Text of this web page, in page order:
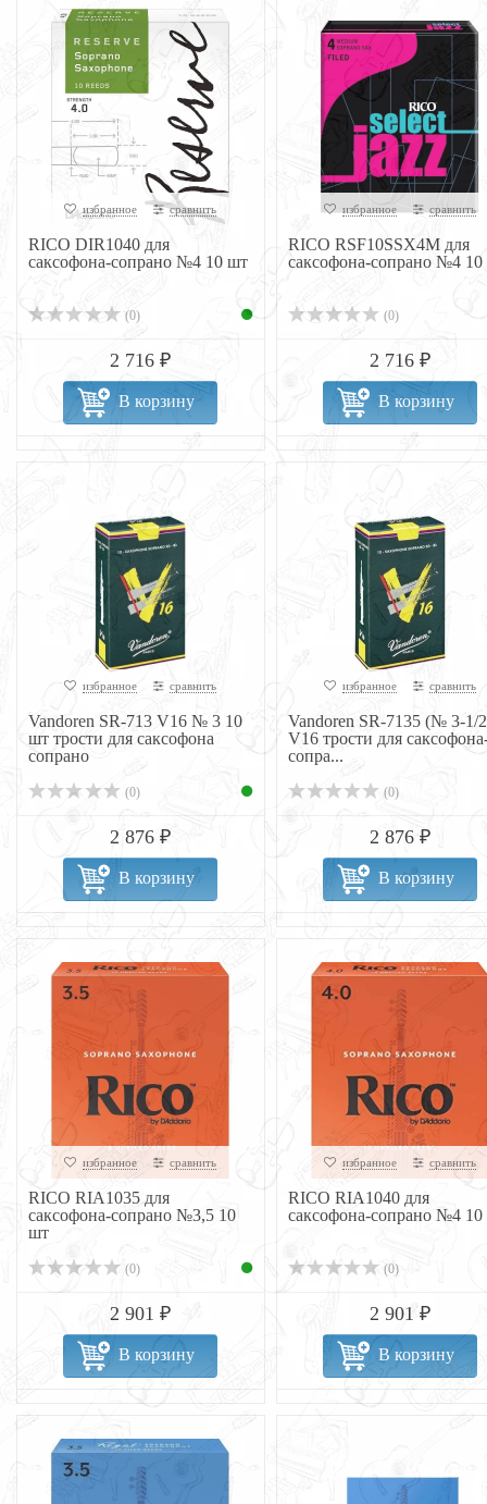
избранное сравнить
RICO DIR1040 для
саксофона-сопрано №4 10 шт
(0)
2 716 ₽
В корзину
избранное сравнить
RICO RSF10SSX4M для
саксофона-сопрано №4
(0)
2 716 ₽
В корзину
избранное сравнить
Vandoren SR-713 V16 № 3 10
шт трости для саксофона
сопрано
(0)
2 876 ₽
В корзину
избранное сравнить
Vandoren SR-7135 (№ 3-1/
V16 трости для
сопра...
(0)
2 876 ₽
В корзину
избранное сравнить
RICO RIA1035 для
саксофона-сопрано №3,5 10
шт
(0)
2 901 ₽
В корзину
избранное сравнить
RICO RIA1040 для
саксофона-сопрано №4
(0)
2 901 ₽
В корзину